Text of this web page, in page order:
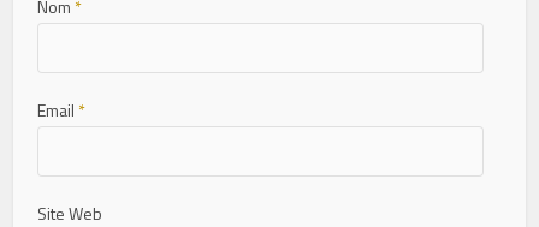
Nom *
Email *
Site Web